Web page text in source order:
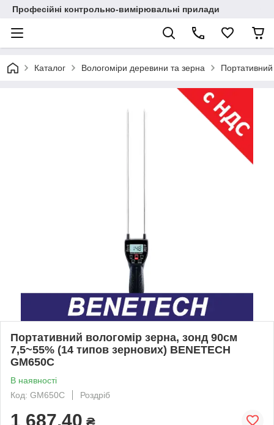
Професійні контрольно-вимірювальні прилади
Каталог Вологоміри деревини та зерна
Портативний вологомір зерна, зонд 90см
7,5~55% (14 типов зернових) BENETECH
GM650C
В наявності
Код: GM650C
Роздріб
1 687,40